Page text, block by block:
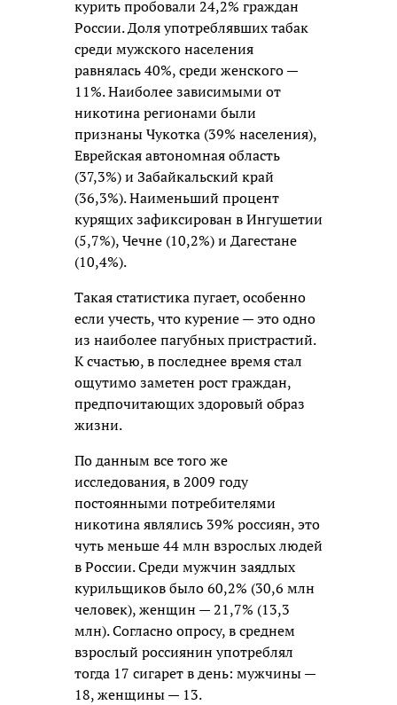
курить пробовали 24,2% граждан
России. Доля употреблявших табак
среди мужского населения
равнялась 40%, среди женского —
11%. Наиболее зависимыми от
никотина регионами были
признаны Чукотка (39% населения),
Еврейская автономная область
(37,3%) и Забайкальский край
(36,3%). Наименьший процент
курящих зафиксирован в Ингушетии
(5,7%), Чечне (10,2%) и Дагестане
(10,4%).
Такая статистика пугает, особенно
если учесть, что курение — это одно
из наиболее пагубных пристрастий.
К счастью, в последнее время стал
ощутимо заметен рост граждан,
предпочитающих здоровый образ
жизни.
По данным все того же
исследования, в 2009 году
постоянными потребителями
никотина являлись 39% россиян, это
чуть меньше 44 млн взрослых людей
в России. Среди мужчин заядлых
курильщиков было 60,2% (30,6 млн
человек), женщин — 21,7% (13,3
млн). Согласно опросу, в среднем
взрослый россиянин употреблял
тогда 17 сигарет в день: мужчины —
18, женщины — 13.